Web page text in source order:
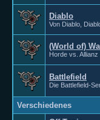
Diablo
Von Diablo,
(World of)
Horde vs.
Battlefield
Die Battlefield-
Verschiedenes